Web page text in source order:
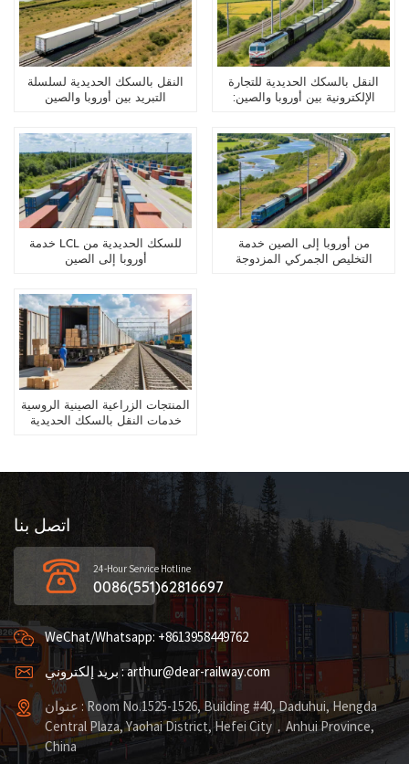
النقل بالسكك الحديدية لسلسلة
التبريد بين أوروبا والصين
النقل بالسكك الحديدية للتجارة
الإلكترونية بين أوروبا والصين:
خدمة LCL للسكك الحديدية من
أوروبا إلى الصين
من أوروبا إلى الصين خدمة
التخليص الجمركي المزدوجة
المنتجات الزراعية الصينية الروسية
خدمات النقل بالسكك الحديدية
اتصل بنا
24-Hour Service Hotline
0086(551)62816697
WeChat/Whatsapp: +8613958449762
بريد إلكتروني : arthur@dear-railway.com
عنوان : Room No.1525-1526, Building #40, Daduhui, Hengda
Central Plaza, Yaohai District, Hefei City，Anhui Province,
China